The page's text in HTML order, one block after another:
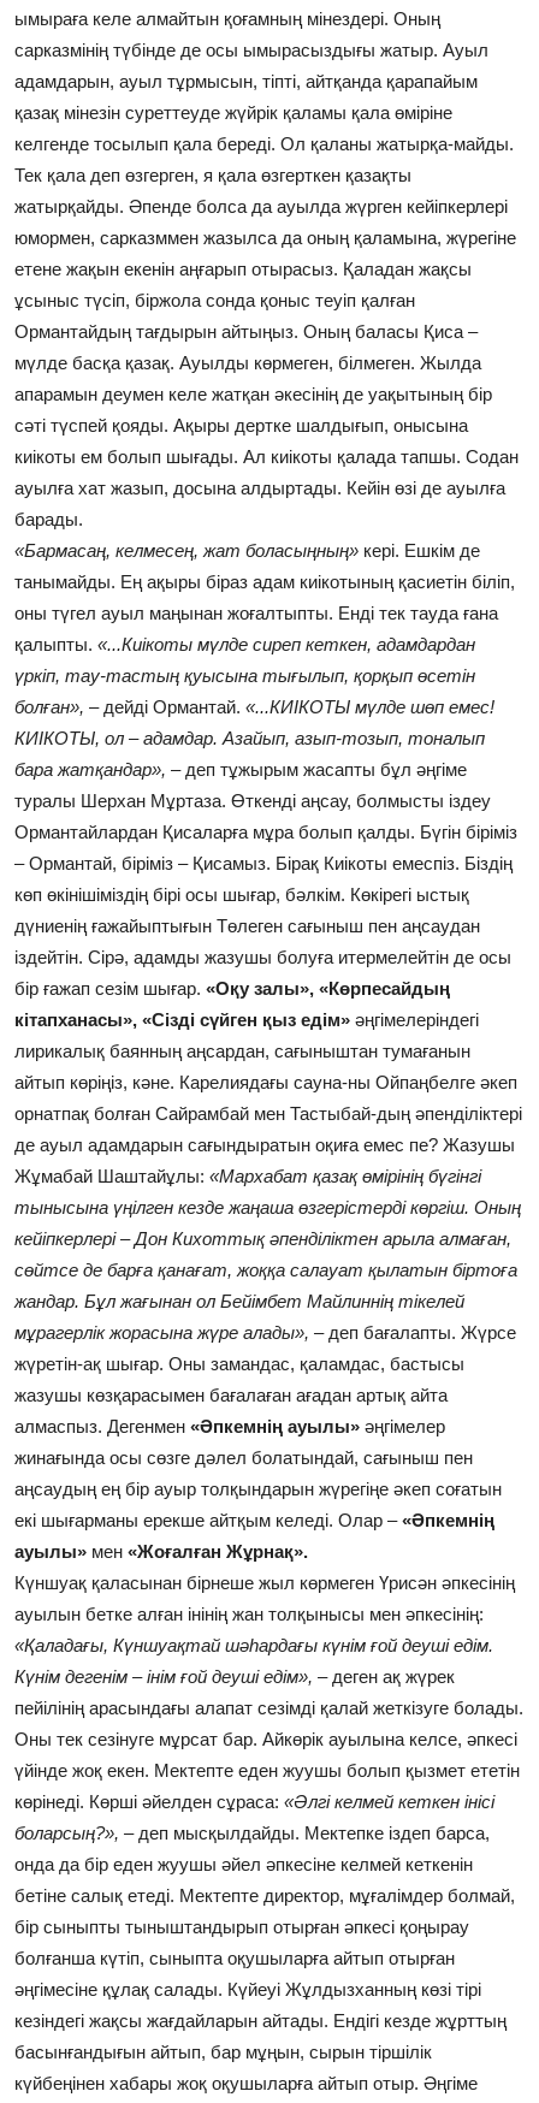
ымыраға келе алмайтын қоғамның мінездері. Оның
сарказмінің түбінде де осы ымырасыздығы жатыр. Ауыл
адамдарын, ауыл тұрмысын, тіпті, айтқанда қарапайым
қазақ мінезін суреттеуде жүйрік қаламы қала өміріне
келгенде тосылып қала береді. Ол қаланы жатырқа-майды.
Тек қала деп өзгерген, я қала өзгерткен қазақты
жатырқайды. Әпенде болса да ауылда жүрген кейіпкерлері
юмормен, сарказммен жазылса да оның қаламына, жүрегіне
етене жақын екенін аңғарып отырасыз. Қаладан жақсы
ұсыныс түсіп, біржола сонда қоныс теуіп қалған
Ормантайдың тағдырын айтыңыз. Оның баласы Қиса –
мүлде басқа қазақ. Ауылды көрмеген, білмеген. Жылда
апарамын деумен келе жатқан әкесінің де уақытының бір
сәті түспей қояды. Ақыры дертке шалдығып, онысына
киікоты ем болып шығады. Ал киікоты қалада тапшы. Содан
ауылға хат жазып, досына алдыртады. Кейін өзі де ауылға
барады.
«Бармасаң, келмесең, жат боласыңның» кері. Ешкім де
танымайды. Ең ақыры біраз адам киікотының қасиетін біліп,
оны түгел ауыл маңынан жоғалтыпты. Енді тек тауда ғана
қалыпты. «...Киікоты мүлде сиреп кеткен, адамдардан
үркіп, тау-тастың қуысына тығылып, қорқып өсетін
болған», – дейді Ормантай. «...КИІКОТЫ мүлде шөп емес!
КИІКОТЫ, ол – адамдар. Азайып, азып-тозып, тоналып
бара жатқандар», – деп тұжырым жасапты бұл әңгіме
туралы Шерхан Мұртаза. Өткенді аңсау, болмысты іздеу
Ормантайлардан Қисаларға мұра болып қалды. Бүгін біріміз
– Ормантай, біріміз – Қисамыз. Бірақ Киікоты емеспіз. Біздің
көп өкінішіміздің бірі осы шығар, бәлкім. Көкірегі ыстық
дүниенің ғажайыптығын Төлеген сағыныш пен аңсаудан
іздейтін. Сірә, адамды жазушы болуға итермелейтін де осы
бір ғажап сезім шығар. «Оқу залы», «Көрпесайдың
кітапханасы», «Сізді сүйген қыз едім» әңгімелеріндегі
лирикалық баянның аңсардан, сағыныштан тумағанын
айтып көріңіз, кәне. Карелиядағы сауна-ны Ойпаңбелге әкеп
орнатпақ болған Сайрамбай мен Тастыбай-дың әпенділіктері
де ауыл адамдарын сағындыратын оқиға емес пе? Жазушы
Жұмабай Шаштайұлы: «Мархабат қазақ өмірінің бүгінгі
тынысына үңілген кезде жаңаша өзгерістерді көргіш. Оның
кейіпкерлері – Дон Кихоттық әпенділіктен арыла алмаған,
сөйтсе де барға қанағат, жоққа салауат қылатын біртоға
жандар. Бұл жағынан ол Бейімбет Майлиннің тікелей
мұрагерлік жорасына жүре алады», –деп бағалапты. Жүрсе
жүретін-ақ шығар. Оны замандас, қаламдас, бастысы
жазушы көзқарасымен бағалаған ағадан артық айта
алмаспыз. Дегенмен «Әпкемнің ауылы» әңгімелер
жинағында осы сөзге дәлел болатындай, сағыныш пен
аңсаудың ең бір ауыр толқындарын жүрегіңе әкеп соғатын
екі шығарманы ерекше айтқым келеді. Олар –«Әпкемнің
ауылы» мен «Жоғалған Жұрнақ».
Күншуақ қаласынан бірнеше жыл көрмеген Үрисән әпкесінің
ауылын бетке алған інінің жан толқынысы мен әпкесінің:
«Қаладағы, Күншуақтай шәһардағы күнім ғой деуші едім.
Күнім дегенім – інім ғой деуші едім», – деген ақ жүрек
пейілінің арасындағы алапат сезімді қалай жеткізуге болады.
Оны тек сезінуге мұрсат бар. Айкөрік ауылына келсе, әпкесі
үйінде жоқ екен. Мектепте еден жуушы болып қызмет ететін
көрінеді. Көрші әйелден сұраса: «Әлгі келмей кеткен інісі
боларсың?», –деп мысқылдайды. Мектепке іздеп барса,
онда да бір еден жуушы әйел әпкесіне келмей кеткенін
бетіне салық етеді. Мектепте директор, мұғалімдер болмай,
бір сыныпты тыныштандырып отырған әпкесі қоңырау
болғанша күтіп, сыныпта оқушыларға айтып отырған
әңгімесіне құлақ салады. Күйеуі Жұлдызханның көзі тірі
кезіндегі жақсы жағдайларын айтады. Ендігі кезде жұрттың
басынғандығын айтып, бар мұңын, сырын тіршілік
күйбеңінен хабары жоқ оқушыларға айтып отыр. Әңгіме